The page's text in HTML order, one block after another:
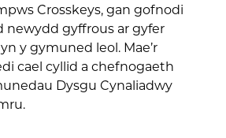
Crosskeys, gan gofnodi
newydd gyffrous ar gyfer
y gymuned leol. Mae’r
cael cyllid a chefnogaeth
Dysgu Cynaliadwy